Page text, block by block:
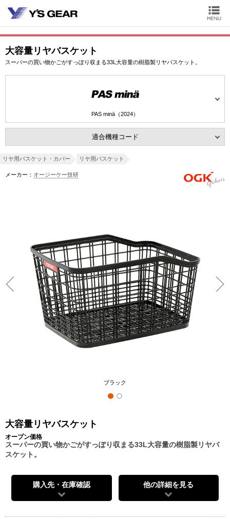
大容量リヤバスケット
スーパーの買い物かごがすっぽり収まる33L大容量の樹脂製リヤバスケット。
PAS minä（2024）
適合機種コード
リヤ用バスケット・カバー リヤ用バスケット
メーカー： オージーケー技研
ブラック
大容量リヤバスケット
オープン価格
スーパーの買い物かごがすっぽり収まる33L大容量の樹脂製リヤバ
スケット。
購入先・在庫確認 他の詳細を見る